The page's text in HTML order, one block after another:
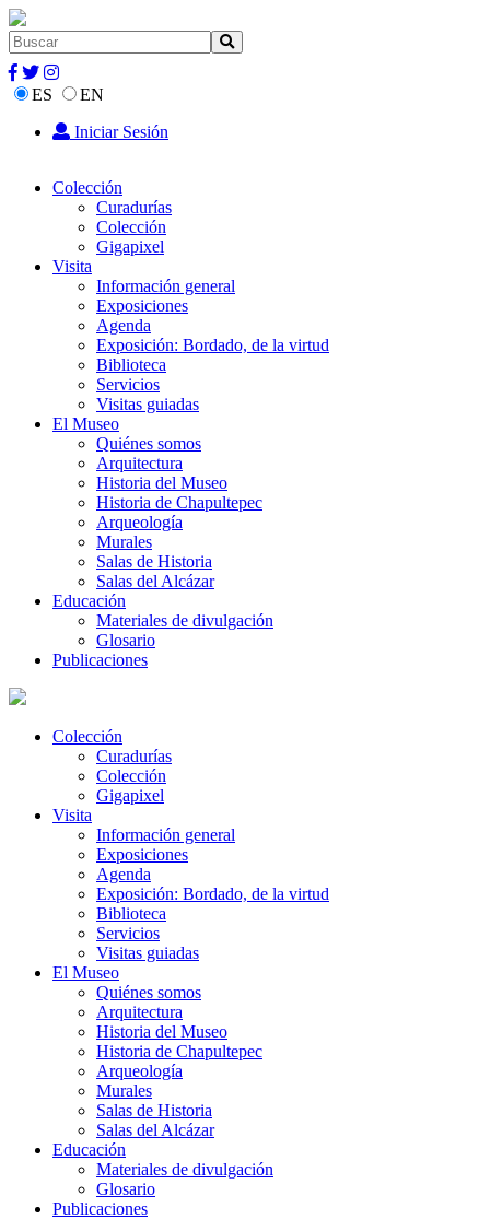
ES
EN
Iniciar Sesión
Colección
Curadurías
Colección
Gigapixel
Visita
Información general
Exposiciones
Agenda
Exposición: Bordado, de la virtud
Biblioteca
Servicios
Visitas guiadas
El Museo
Quiénes somos
Arquitectura
Historia del Museo
Historia de Chapultepec
Arqueología
Murales
Salas de Historia
Salas del Alcázar
Educación
Materiales de divulgación
Glosario
Publicaciones
Colección
Curadurías
Colección
Gigapixel
Visita
Información general
Exposiciones
Agenda
Exposición: Bordado, de la virtud
Biblioteca
Servicios
Visitas guiadas
El Museo
Quiénes somos
Arquitectura
Historia del Museo
Historia de Chapultepec
Arqueología
Murales
Salas de Historia
Salas del Alcázar
Educación
Materiales de divulgación
Glosario
Publicaciones